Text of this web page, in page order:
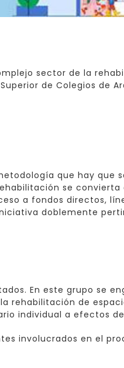
sector de la
de Colegios de
que hay que
se convierta
a fondos directos,
doblemente
En este grupo se
rehabilitación de
individual a efectos
involucrados en el